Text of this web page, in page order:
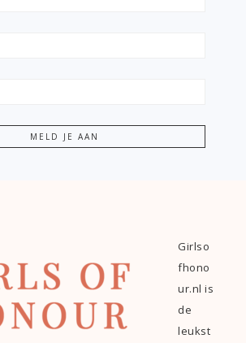
Girlso
fhono
ur.nl is
de
leukst